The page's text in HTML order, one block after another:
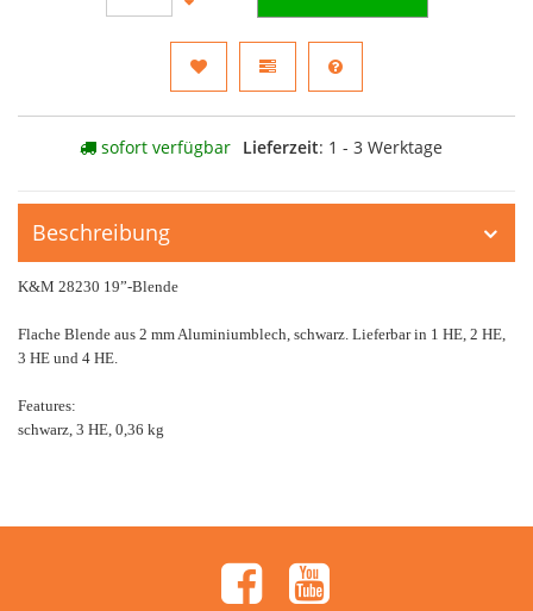
sofort verfügbar Lieferzeit: 1 - 3 Werktage
Beschreibung
K&M 28230 19”-Blende
Flache Blende aus 2 mm Aluminiumblech, schwarz. Lieferbar in 1 HE, 2 HE,
3 HE und 4 HE.
Features:
schwarz, 3 HE, 0,36 kg